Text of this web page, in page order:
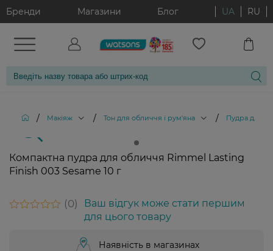
Бренди Магазини Блог UA RU
/ Макіяж / Тон для обличчя і рум'яна / Пудра для
Компактна пудра для обличчя Rimmel Lasting
Finish 003 Sesame 10 г
0
Ваш відгук може стати першим
для цього товару
Наявність в магазинах